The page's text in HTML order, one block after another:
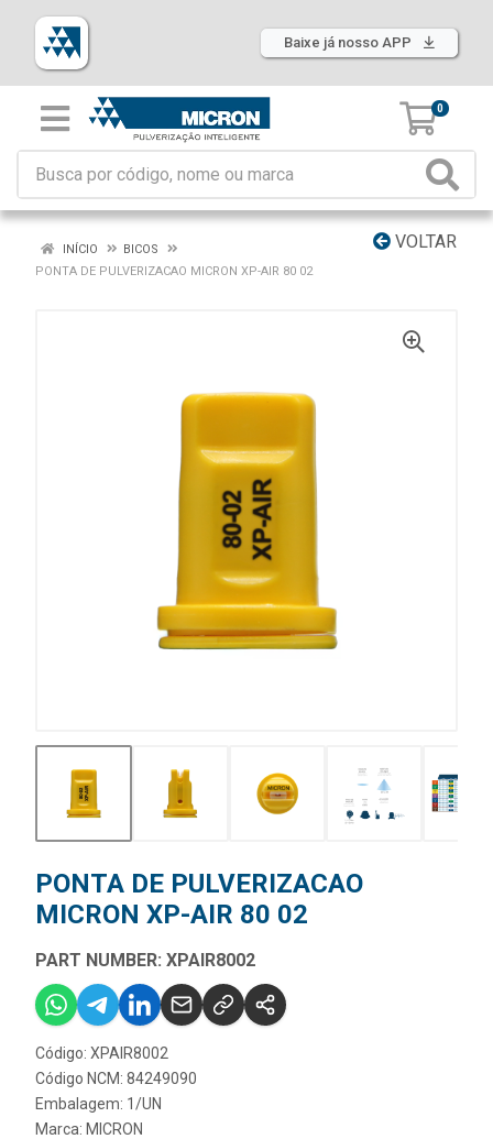
Baixe já nosso APP
0
VOLTAR
INÍCIO
BICOS
PONTA DE PULVERIZACAO MICRON XP-AIR 80 02
PONTA DE PULVERIZACAO
MICRON XP-AIR 80 02
PART NUMBER: XPAIR8002
Código: XPAIR8002
Código NCM: 84249090
Embalagem: 1/UN
Marca: MICRON